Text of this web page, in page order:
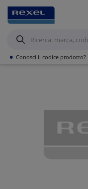
• Conosci il codice prodotto?
Prodotti /Illuminazione